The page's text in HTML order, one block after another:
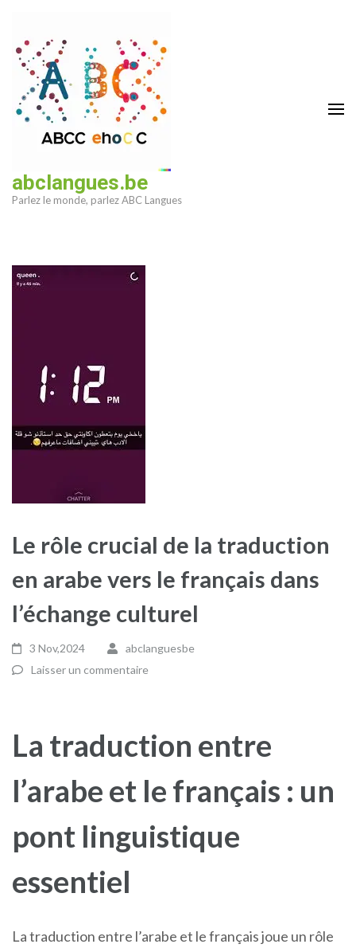
contenu
(Pressez
Entrée)
abclangues.be
Parlez le monde, parlez ABC Langues
Le rôle crucial de la traduction
en arabe vers le français dans
l’échange culturel
3 Nov,2024
abclanguesbe
Laisser un commentaire
La traduction entre
l’arabe et le français : un
pont linguistique
essentiel
La traduction entre l’arabe et le français joue un rôle